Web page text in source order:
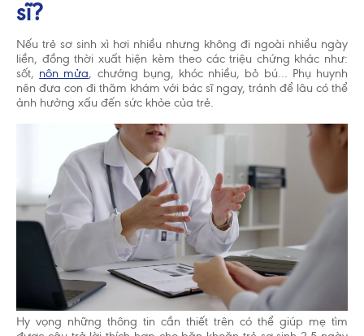
sĩ?
Nếu trẻ sơ sinh xì hơi nhiều nhưng không đi ngoài nhiều ngày
liền, đồng thời xuất hiện kèm theo các triệu chứng khác như:
sốt, nôn mửa, chướng bụng, khóc nhiều, bỏ bú… Phụ huynh
nên đưa con đi thăm khám với bác sĩ ngay, tránh để lâu có thể
ảnh hưởng xấu đến sức khỏe của trẻ.
Hy vọng những thông tin cần thiết trên có thể giúp mẹ tìm